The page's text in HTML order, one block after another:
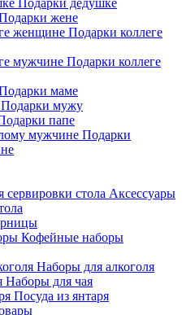
Подарки дедушке
жене
Подарки коллеге
Подарки коллеге
маме
Подарки мужу
папе
Подарки
Аксессуары
Кофейные наборы
Наборы для алкоголя
Наборы для чая
Посуда из янтаря